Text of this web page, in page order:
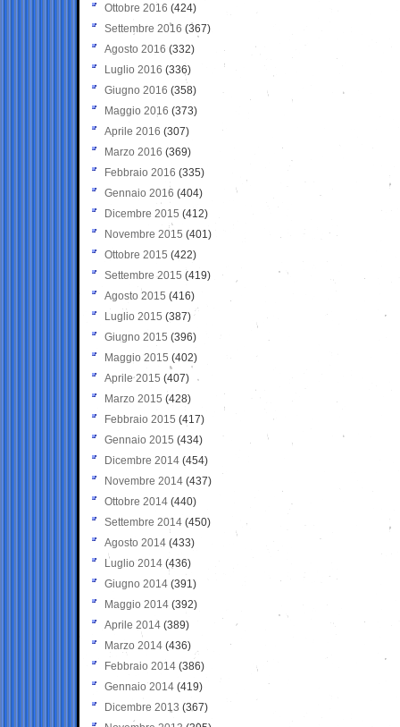
Ottobre 2016 (424)
Settembre 2016 (367)
Agosto 2016 (332)
Luglio 2016 (336)
Giugno 2016 (358)
Maggio 2016 (373)
Aprile 2016 (307)
Marzo 2016 (369)
Febbraio 2016 (335)
Gennaio 2016 (404)
Dicembre 2015 (412)
Novembre 2015 (401)
Ottobre 2015 (422)
Settembre 2015 (419)
Agosto 2015 (416)
Luglio 2015 (387)
Giugno 2015 (396)
Maggio 2015 (402)
Aprile 2015 (407)
Marzo 2015 (428)
Febbraio 2015 (417)
Gennaio 2015 (434)
Dicembre 2014 (454)
Novembre 2014 (437)
Ottobre 2014 (440)
Settembre 2014 (450)
Agosto 2014 (433)
Luglio 2014 (436)
Giugno 2014 (391)
Maggio 2014 (392)
Aprile 2014 (389)
Marzo 2014 (436)
Febbraio 2014 (386)
Gennaio 2014 (419)
Dicembre 2013 (367)